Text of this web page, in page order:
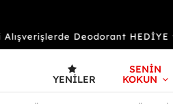
Deodorant HEDİYE
YENILER
SENİN
KOKUN